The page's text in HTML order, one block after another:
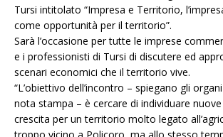
Tursi intitolato “Impresa e Territorio,
come opportunità per il territorio”.
Sarà l’occasione per tutte le imprese
e i professionisti di Tursi di discutere ed
scenari economici che il territorio vive.
“L’obiettivo dell’incontro – spiegano gli
nota stampa – è cercare di individuare
crescita per un territorio molto legato
troppo vicino a Policoro, ma allo stesso